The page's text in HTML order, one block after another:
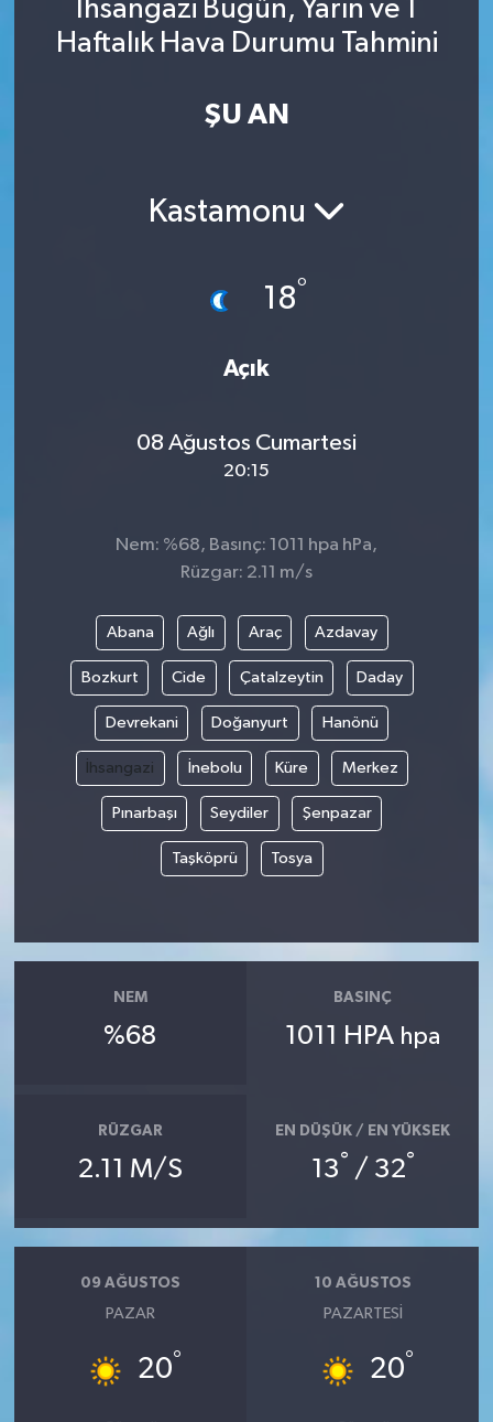
İhsangazi Bugün, Yarın ve 1
Haftalık Hava Durumu Tahmini
ŞU AN
Kastamonu
18°
Açık
08 Ağustos Cumartesi
20:15
Nem: %68, Basınç: 1011 hpa hPa,
Rüzgar: 2.11 m/s
Abana Ağlı Araç Azdavay
Bozkurt Cide Çatalzeytin Daday
Devrekani Doğanyurt Hanönü
İhsangazi İnebolu Küre Merkez
Pınarbaşı Seydiler Şenpazar
Taşköprü Tosya
NEM
%68
BASINÇ
1011 HPA hpa
RÜZGAR
2.11 M/S
EN DÜŞÜK / EN YÜKSEK
13° / 32°
09 AĞUSTOS
PAZAR
20°
10 AĞUSTOS
PAZARTESI
20°